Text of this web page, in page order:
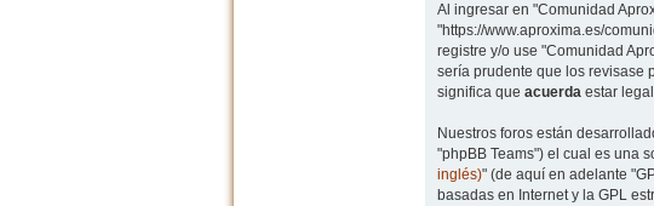
Al ingresar en "Comunidad
"https://www.aproxima.es/
registre y/o use "Comunidad
sería prudente que los revisase
significa que acuerdaestar
Nuestros foros están
"phpBB Teams") el cual es una
inglés)" (de aquí en adelante
basadas en Internet y la GPL